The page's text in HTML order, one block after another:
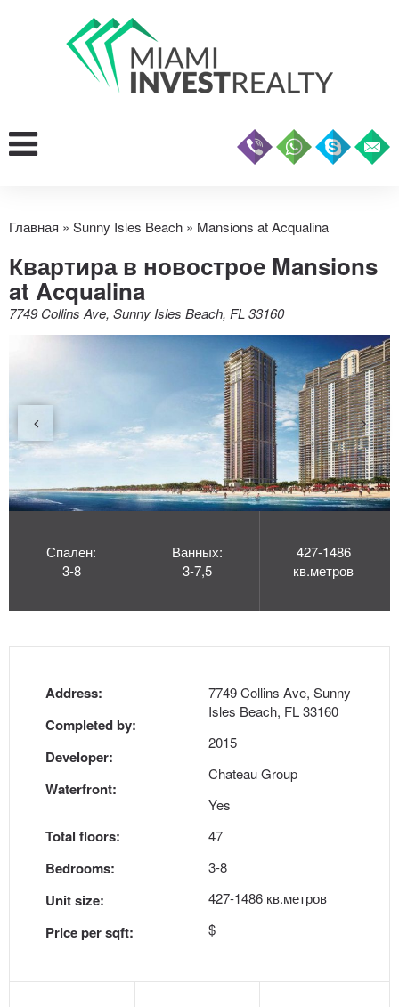
Главная » Sunny Isles Beach » Mansions at Acqualina
Квартира в новострое Mansions
at Acqualina
7749 Collins Ave, Sunny Isles Beach, FL 33160
Спален:
3-8
Ванных:
3-7,5
427-1486
кв.метров
Address:
Completed by:
Developer:
Waterfront:
7749 Collins Ave, Sunny
Isles Beach, FL 33160
2015
Chateau Group
Yes
Total floors:
Bedrooms:
Unit size:
Price per sqft:
47
3-8
427-1486 кв.метров
$